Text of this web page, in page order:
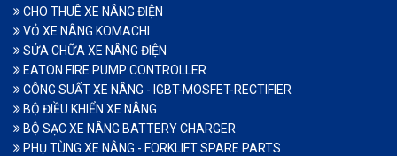
CHO THUÊ XE NÂNG ĐIỆN
VỎ XE NÂNG KOMACHI
SỬA CHỮA XE NÂNG ĐIỆN
EATON FIRE PUMP CONTROLLER
CÔNG SUẤT XE NÂNG - IGBT-MOSFET-RECTIFIER
BỘ ĐIỀU KHIỂN XE NÂNG
BỘ SẠC XE NÂNG BATTERY CHARGER
PHỤ TÙNG XE NÂNG - FORKLIFT SPARE PARTS